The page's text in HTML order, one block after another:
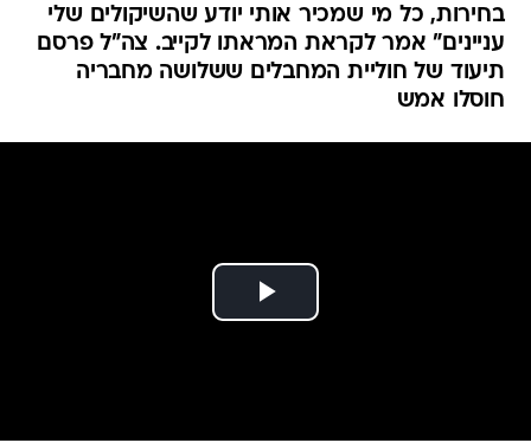
בחירות, כל מי שמכיר אותי יודע שהשיקולים שלי
עניינים" אמר לקראת המראתו לקייב. צה"ל פרסם
תיעוד של חוליית המחבלים ששלושה מחבריה
חוסלו אמש